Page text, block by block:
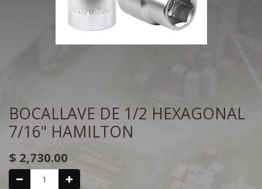
BOCALLAVE DE 1/2 HEXAGONAL
7/16" HAMILTON
$ 2,730.00